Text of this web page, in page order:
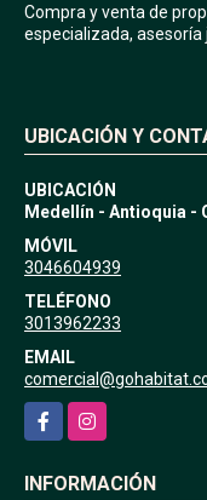
Compra y venta de
especializada, asesoría
UBICACIÓN Y
UBICACIÓN
Medellín - Antioquia -
MÓVIL
3046604939
TELÉFONO
3013962233
EMAIL
FacebookInstagram
INFORMACIÓN